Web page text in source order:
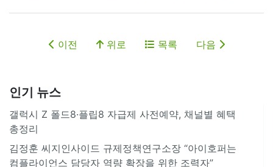
이전 위로 목록 다음
인기 뉴스
갤럭시 Z 폴드8·플립8 자급제 사전예약, 채널별 혜택
총정리
김정훈 씨지인사이드 규제정책연구소장 “아이호퍼는
컴플라이언스 담당자 역량 확장을 위한 조력자”